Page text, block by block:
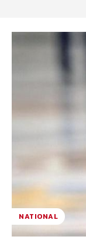
NATIONAL